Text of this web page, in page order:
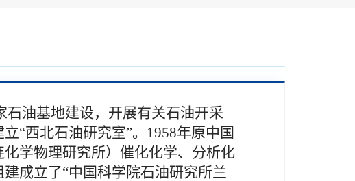
石油基地建设，开展有关石油开采
“西北石油研究室”。1958年原中国
学物理研究所）催化化学、分析化
成立了“中国科学院石油研究所兰